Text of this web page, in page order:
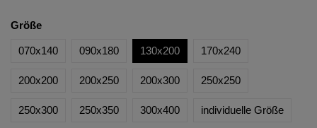
Größe
070x140 090x180 130x200 170x240
200x200 200x250 200x300 250x250
250x300 250x350 300x400 individuelle Größe